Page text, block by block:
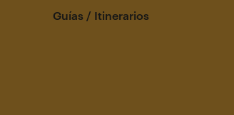
Guías / Itinerarios